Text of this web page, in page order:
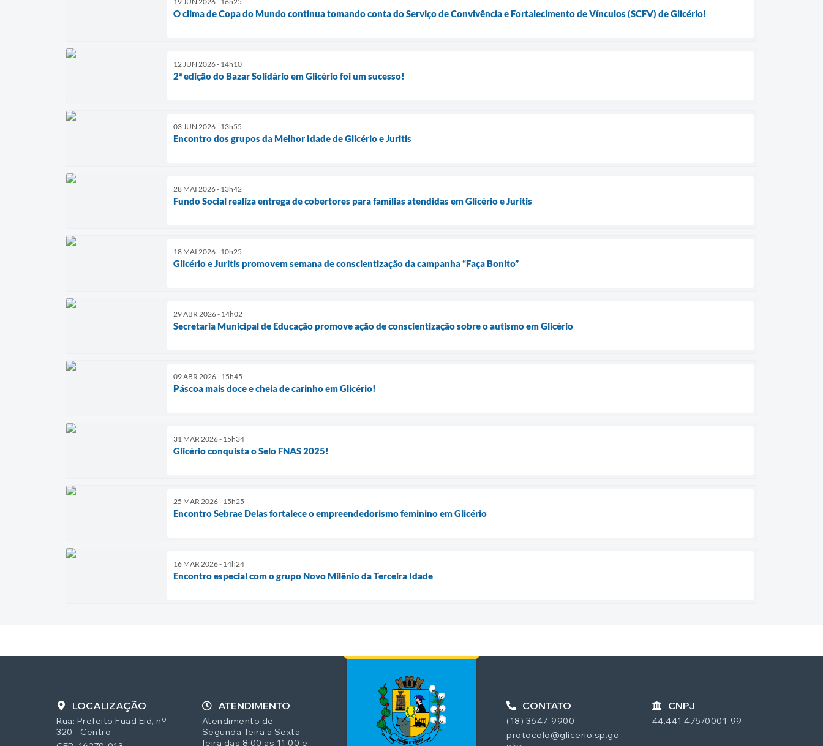
O clima de Copa do Mundo continua tomando conta do Serviço de Convivência e Fortalecimento de Vínculos (SCFV) de Glicério!
12 JUN 2026 - 14h10
2ª edição do Bazar Solidário em Glicério foi um sucesso!
03 JUN 2026 - 13h55
Encontro dos grupos da Melhor Idade de Glicério e Juritis
28 MAI 2026 - 13h42
Fundo Social realiza entrega de cobertores para famílias atendidas em Glicério e Juritis
18 MAI 2026 - 10h25
Glicério e Juritis promovem semana de conscientização da campanha “Faça Bonito”
29 ABR 2026 - 14h02
Secretaria Municipal de Educação promove ação de conscientização sobre o autismo em Glicério
09 ABR 2026 - 15h45
Páscoa mais doce e cheia de carinho em Glicério!
31 MAR 2026 - 15h34
Glicério conquista o Selo FNAS 2025!
25 MAR 2026 - 15h25
Encontro Sebrae Delas fortalece o empreendedorismo feminino em Glicério
16 MAR 2026 - 14h24
Encontro especial com o grupo Novo Milênio da Terceira Idade
LOCALIZAÇÃO
Rua: Prefeito Fuad Eid, nº
320 - Centro
CONTATO
(18) 3647-9900
protocolo@glicerio.sp.go
ATENDIMENTO
Atendimento de
Segunda-feira a Sexta-
feira das 8:00 as 11:00 e
CNPJ
44.441.475/0001-99